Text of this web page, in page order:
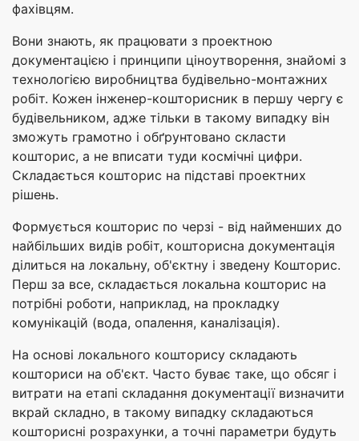
фахівцям.
Вони знають, як працювати з проектною
документацією і принципи ціноутворення, знайомі з
технологією виробництва будівельно-монтажних
робіт. Кожен інженер-кошторисник в першу чергу є
будівельником, адже тільки в такому випадку він
зможуть грамотно і обґрунтовано скласти
кошторис, а не вписати туди космічні цифри.
Складається кошторис на підставі проектних
рішень.
Формується кошторис по черзі - від найменших до
найбільших видів робіт, кошторисна документація
ділиться на локальну, об'єктну і зведену Кошторис.
Перш за все, складається локальна кошторис на
потрібні роботи, наприклад, на прокладку
комунікацій (вода, опалення, каналізація).
На основі локального кошторису складають
кошториси на об'єкт. Часто буває таке, що обсяг і
витрати на етапі складання документації визначити
вкрай складно, в такому випадку складаються
кошторисні розрахунки, а точні параметри будуть